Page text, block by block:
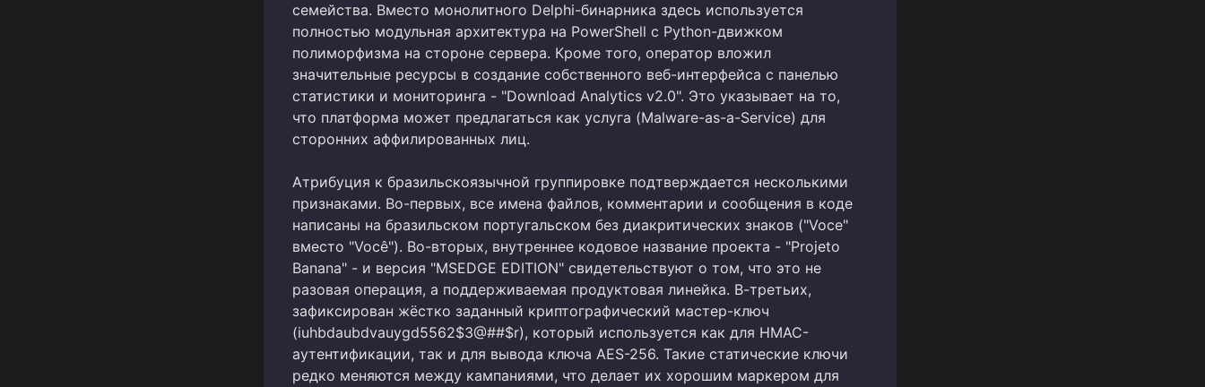
семейства. Вместо монолитного Delphi-бинарника здесь используется
полностью модульная архитектура на PowerShell с Python-движком
полиморфизма на стороне сервера. Кроме того, оператор вложил
значительные ресурсы в создание собственного веб-интерфейса с панелью
статистики и мониторинга - "Download Analytics v2.0". Это указывает на то,
что платформа может предлагаться как услуга (Malware-as-a-Service) для
сторонних аффилированных лиц.
Атрибуция к бразильскоязычной группировке подтверждается несколькими
признаками. Во-первых, все имена файлов, комментарии и сообщения в коде
написаны на бразильском португальском без диакритических знаков ("Voce"
вместо "Você"). Во-вторых, внутреннее кодовое название проекта - "Projeto
Banana" - и версия "MSEDGE EDITION" свидетельствуют о том, что это не
разовая операция, а поддерживаемая продуктовая линейка. В-третьих,
зафиксирован жёстко заданный криптографический мастер-ключ
(iuhbdaubdvauygd5562$3@##$r), который используется как для HMAC-
аутентификации, так и для вывода ключа AES-256. Такие статические ключи
редко меняются между кампаниями, что делает их хорошим маркером для